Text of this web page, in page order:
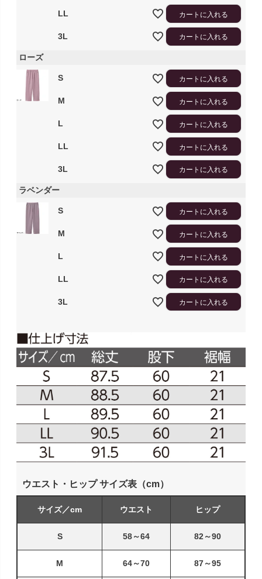
LL カートに入れる
3L カートに入れる
ローズ
S カートに入れる
M カートに入れる
L カートに入れる
LL カートに入れる
3L カートに入れる
ラベンダー
S カートに入れる
M カートに入れる
L カートに入れる
LL カートに入れる
3L カートに入れる
ウエスト・ヒップ サイズ表（cm）
サイズ／cm ウエスト ヒップ
S 58～64 82～90
M 64～70 87～95